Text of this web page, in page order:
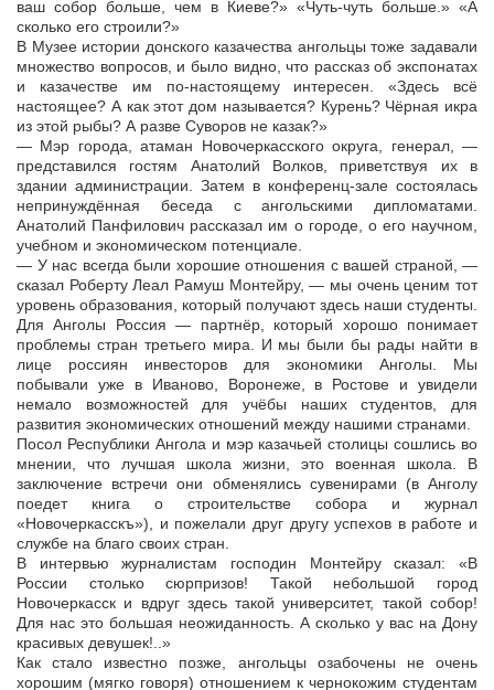
ваш собор больше, чем в Киеве?» «Чуть-чуть больше.» «А
сколько его строили?»
В Музее истории донского казачества ангольцы тоже задавали
множество вопросов, и было видно, что рассказ об экспонатах
и казачестве им по-настоящему интересен. «Здесь всё
настоящее? А как этот дом называется? Курень? Чёрная икра
из этой рыбы? А разве Суворов не казак?»
— Мэр города, атаман Новочеркасского округа, генерал, —
представился гостям Анатолий Волков, приветствуя их в
здании администрации. Затем в конференц-зале состоялась
непринуждённая беседа с ангольскими дипломатами.
Анатолий Панфилович рассказал им о городе, о его научном,
учебном и экономическом потенциале.
— У нас всегда были хорошие отношения с вашей страной, —
сказал Роберту Леал Рамуш Монтейру, — мы очень ценим тот
уровень образования, который получают здесь наши студенты.
Для Анголы Россия — партнёр, который хорошо понимает
проблемы стран третьего мира. И мы были бы рады найти в
лице россиян инвесторов для экономики Анголы. Мы
побывали уже в Иваново, Воронеже, в Ростове и увидели
немало возможностей для учёбы наших студентов, для
развития экономических отношений между нашими странами.
Посол Республики Ангола и мэр казачьей столицы сошлись во
мнении, что лучшая школа жизни, это военная школа. В
заключение встречи они обменялись сувенирами (в Анголу
поедет книга о строительстве собора и журнал
«Новочеркасскъ»), и пожелали друг другу успехов в работе и
службе на благо своих стран.
В интервью журналистам господин Монтейру сказал: «В
России столько сюрпризов! Такой небольшой город
Новочеркасск и вдруг здесь такой университет, такой собор!
Для нас это большая неожиданность. А сколько у вас на Дону
красивых девушек!..»
Как стало известно позже, ангольцы озабочены не очень
хорошим (мягко говоря) отношением к чернокожим студентам